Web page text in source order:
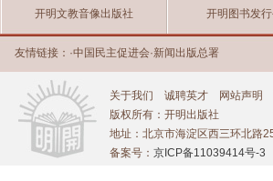
开明文教音像出版社 开明图书发行
友情链接： ·中国民主促进会·新闻出版总署
关于我们 诚聘英才 网站声明
版权所有：开明出版社
地址：北京市海淀区西三环北路
备案号： 京ICP备11039414号-3